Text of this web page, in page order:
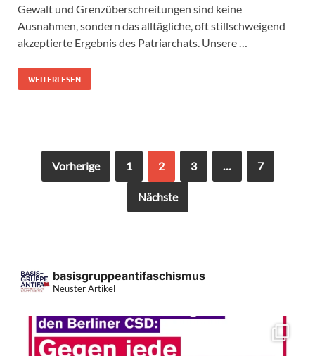
Gewalt und Grenzüberschreitungen sind keine
Ausnahmen, sondern das alltägliche, oft stillschweigend
akzeptierte Ergebnis des Patriarchats. Unsere …
WEITERLESEN
Vorherige 1 2 3 … 7
Nächste
basisgruppeantifaschismus
Neuster Artikel